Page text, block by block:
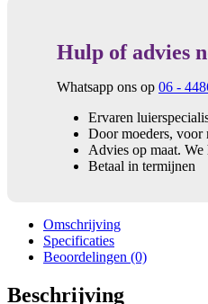
Hulp of advies
Whatsapp ons op 06 -
Ervaren
Door moeders, voor
Advies op maat.
Betaal in termijnen
Omschrijving
Specificaties
Beoordelingen (0)
Beschrijving